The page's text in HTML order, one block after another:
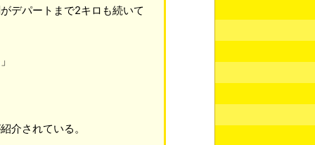
デパートまで2キロも続いて
介されている。